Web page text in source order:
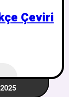
Çeviri